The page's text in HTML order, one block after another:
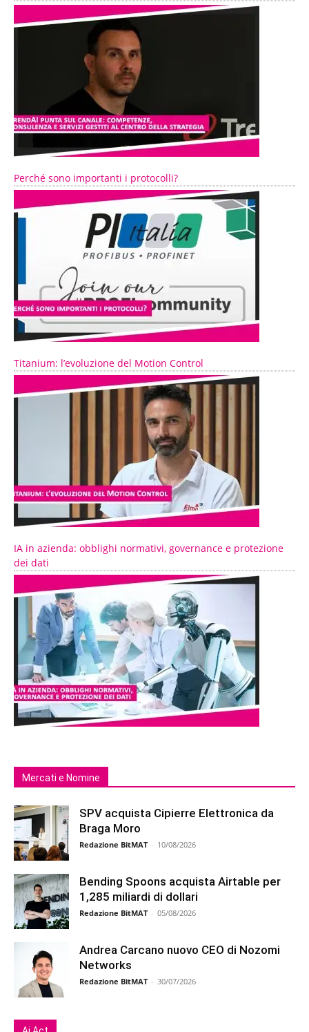
Perché sono importanti i protocolli?
Titanium: l’evoluzione del Motion Control
IA in azienda: obblighi normativi, governance e protezione
dei dati
Mercati e Nomine
SPV acquista Cipierre Elettronica da
Braga Moro
Redazione BitMAT - 10/08/2026
Bending Spoons acquista Airtable per
1,285 miliardi di dollari
Redazione BitMAT - 05/08/2026
Andrea Carcano nuovo CEO di Nozomi
Networks
Redazione BitMAT - 30/07/2026